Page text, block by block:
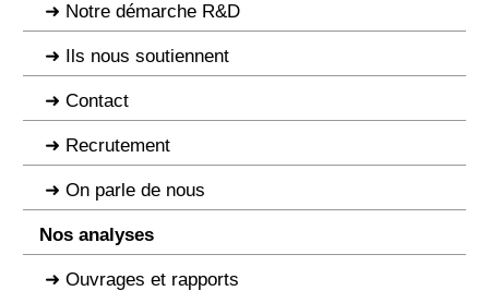
Notre démarche R&D
Ils nous soutiennent
Contact
Recrutement
On parle de nous
Nos analyses
Ouvrages et rapports